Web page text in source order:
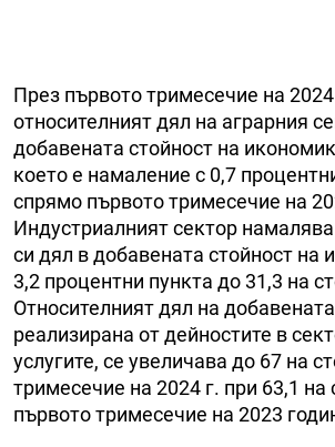
През първото тримесечие на 2024
относителният дял на аграрния
добавената стойност на
което е намаление с 0,7
спрямо първото тримесечие на
Индустриалният сектор
си дял в добавената стойност на
3,2 процентни пункта до 31,3 на
Относителният дял на
реализирана от дейностите в
услугите, се увеличава до 67 на
тримесечие на 2024 г. при 63,1 на
първото тримесечие на 2023